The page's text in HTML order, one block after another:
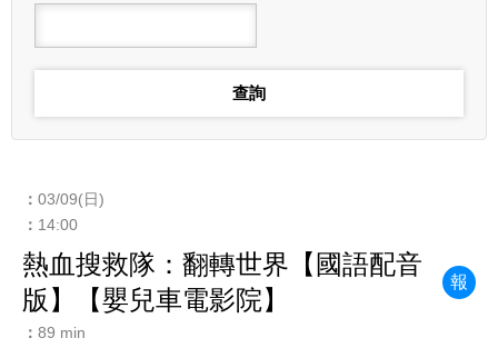
03/09(日)
14:00
熱血搜救隊：翻轉世界【國語配音
版】【嬰兒車電影院】
報
89 min